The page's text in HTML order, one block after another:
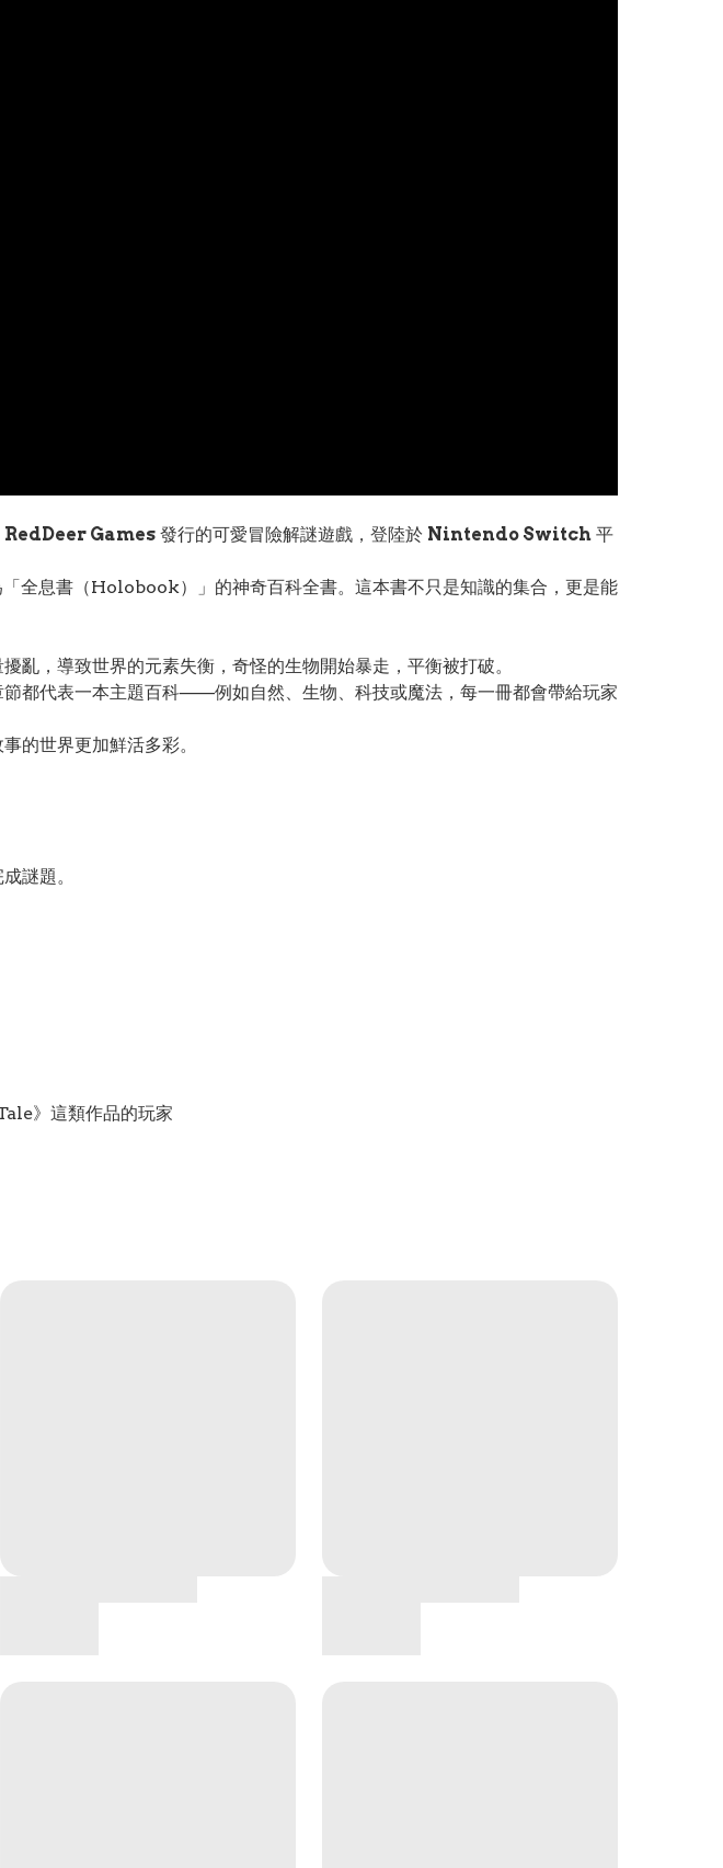
RedDeer Games 發行的可愛冒險解謎遊戲，登陸於 Nintendo Switch 平
全息書（Holobook）」的神奇百科全書。這本書不只是知識的集合，更是能
亂，導致世界的元素失衡，奇怪的生物開始暴走，平衡被打破。
都代表一本主題百科——例如自然、生物、科技或魔法，每一冊都會帶給玩家
的世界更加鮮活多彩。
謎題。
》這類作品的玩家